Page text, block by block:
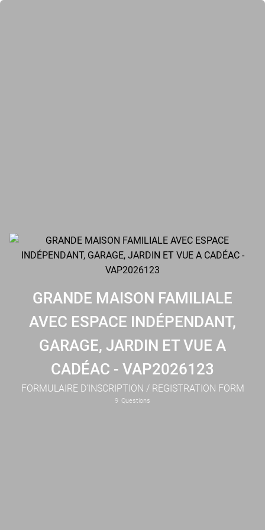
GRANDE MAISON FAMILIALE
AVEC ESPACE INDÉPENDANT,
GARAGE, JARDIN ET VUE A
CADÉAC - VAP2026123
FORMULAIRE D'INSCRIPTION / REGISTRATION FORM
9 Questions
MAISON FAMILIALE AVEC ESPACE